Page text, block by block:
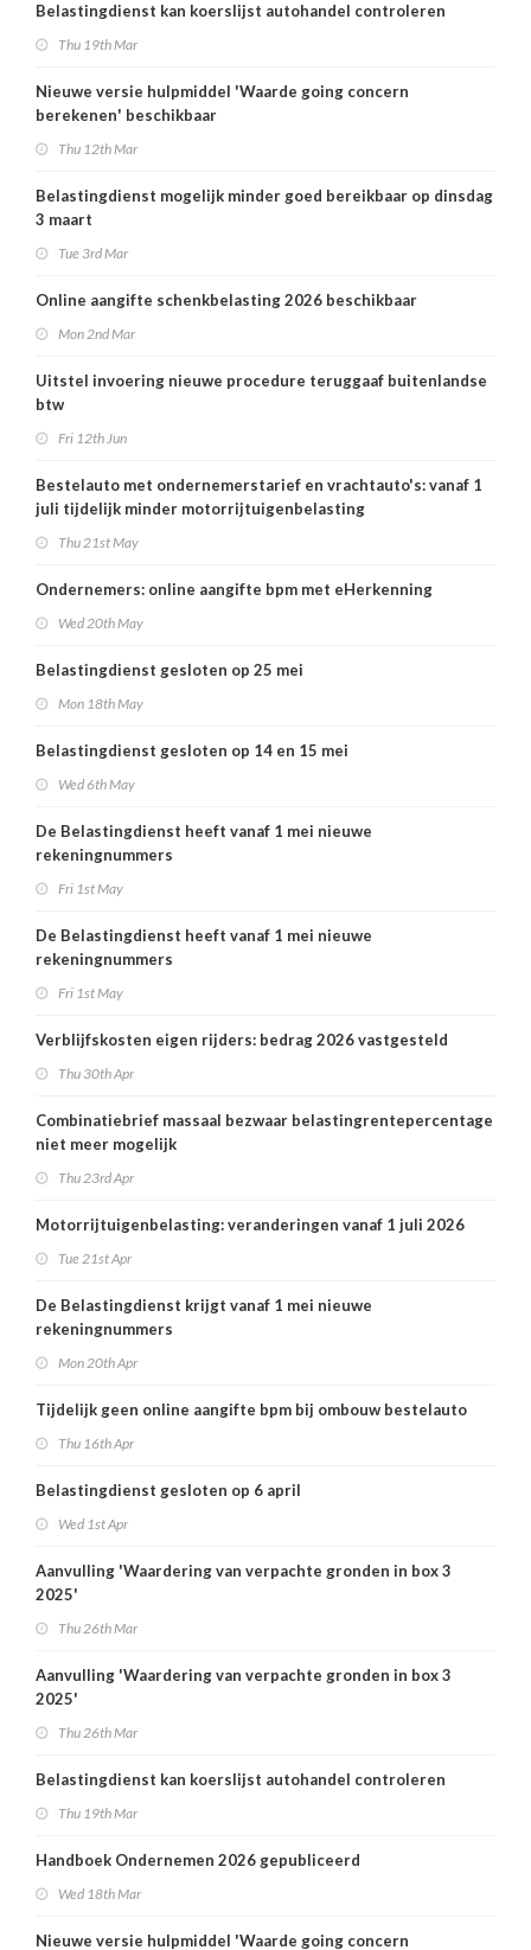
Belastingdienst kan koerslijst autohandel controleren
Thu 19th Mar
Nieuwe versie hulpmiddel 'Waarde going concern
berekenen' beschikbaar
Thu 12th Mar
Belastingdienst mogelijk minder goed bereikbaar op dinsdag
3 maart
Tue 3rd Mar
Online aangifte schenkbelasting 2026 beschikbaar
Mon 2nd Mar
Uitstel invoering nieuwe procedure teruggaaf buitenlandse
btw
Fri 12th Jun
Bestelauto met ondernemerstarief en vrachtauto's: vanaf 1
juli tijdelijk minder motorrijtuigenbelasting
Thu 21st May
Ondernemers: online aangifte bpm met eHerkenning
Wed 20th May
Belastingdienst gesloten op 25 mei
Mon 18th May
Belastingdienst gesloten op 14 en 15 mei
Wed 6th May
De Belastingdienst heeft vanaf 1 mei nieuwe
rekeningnummers
Fri 1st May
De Belastingdienst heeft vanaf 1 mei nieuwe
rekeningnummers
Fri 1st May
Verblijfskosten eigen rijders: bedrag 2026 vastgesteld
Thu 30th Apr
Combinatiebrief massaal bezwaar belastingrentepercentage
niet meer mogelijk
Thu 23rd Apr
Motorrijtuigenbelasting: veranderingen vanaf 1 juli 2026
Tue 21st Apr
De Belastingdienst krijgt vanaf 1 mei nieuwe
rekeningnummers
Mon 20th Apr
Tijdelijk geen online aangifte bpm bij ombouw bestelauto
Thu 16th Apr
Belastingdienst gesloten op 6 april
Wed 1st Apr
Aanvulling 'Waardering van verpachte gronden in box 3
2025'
Thu 26th Mar
Aanvulling 'Waardering van verpachte gronden in box 3
2025'
Thu 26th Mar
Belastingdienst kan koerslijst autohandel controleren
Thu 19th Mar
Handboek Ondernemen 2026 gepubliceerd
Wed 18th Mar
Nieuwe versie hulpmiddel 'Waarde going concern